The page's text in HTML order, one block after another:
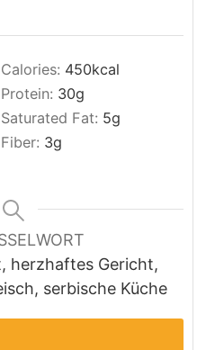
Calories: 450kcal
Protein: 30g
Saturated Fat: 5g
Fiber: 3g
herzhaftes Gericht,
serbische Küche